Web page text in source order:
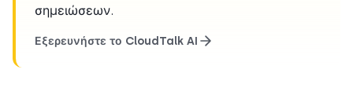
σημειώσεων.
Εξερευνήστε το CloudTalk AI